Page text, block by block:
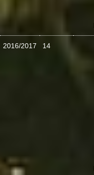
2016/2017 14